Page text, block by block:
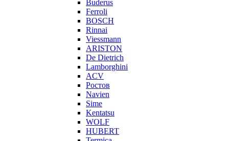
Buderus
Ferroli
BOSCH
Rinnai
Viessmann
ARISTON
De Dietrich
Lamborghini
ACV
Ростов
Navien
Sime
Kentatsu
WOLF
HUBERT